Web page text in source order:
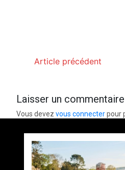
Article précédent
Laisser un commentaire
Vous devezvous connecterpour